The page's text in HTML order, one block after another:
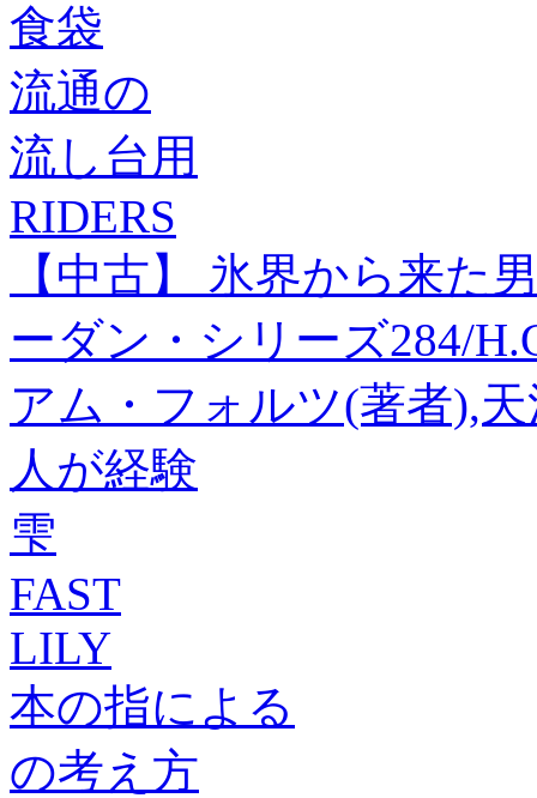
食袋
流通の
流し台用
RIDERS
【中古】 氷界から来た
ーダン・シリーズ284/
アム・フォルツ(著者),
人が経験
雫
FAST
LILY
本の指による
の考え方